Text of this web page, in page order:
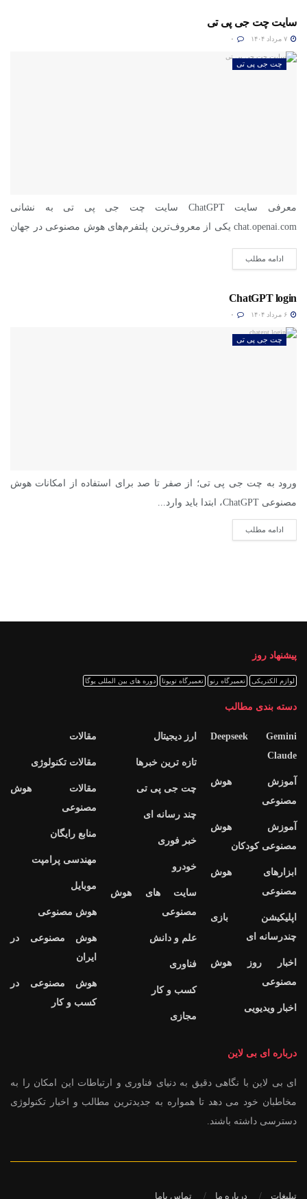
سایت چت جی پی تی
چت جی پی تی
معرفی سایت ChatGPT سایت چت جی پی تی به نشانی
chat.openai.com یکی از معروف‌ترین پلتفرم‌های هوش مصنوعی در جهان
است....
ادامه مطلب
ChatGPT login
چت جی پی تی
ورود به چت جی پی تی؛ از صفر تا صد برای استفاده از امکانات هوش
مصنوعی ChatGPT، ابتدا باید وارد...
ادامه مطلب
پیشنهاد روز
لوازم الکتریکی تعمیرگاه رنو تعمیرگاه تویوتا دوره های بین المللی یوگا
دسته بندی مطالب
Deepseek Gemini
Claude
آموزش هوش
مصنوعی
آموزش هوش
مصنوعی کودکان
ابزارهای هوش
مصنوعی
اپلیکیشن بازی
چندرسانه ای
اخبار روز هوش
مصنوعی
اخبار ویدیویی
ارز دیجیتال
تازه ترین خبرها
چت جی پی تی
چند رسانه ای
خبر فوری
خودرو
سایت های هوش
مصنوعی
علم و دانش
فناوری
کسب و کار
مجازی
مقالات
مقالات تکنولوژی
مقالات هوش
مصنوعی
منابع رایگان
مهندسی پرامپت
موبایل
هوش مصنوعی
هوش مصنوعی در
ایران
هوش مصنوعی در
کسب و کار
درباره ای بی لاین
ای بی لاین با نگاهی دقیق به دنیای فناوری و ارتباطات این امکان را به
مخاطبان خود می دهد تا همواره به جدیدترین مطالب و اخبار تکنولوژی
دسترسی داشته باشند.
تبلیغات درباره ما تماس باما